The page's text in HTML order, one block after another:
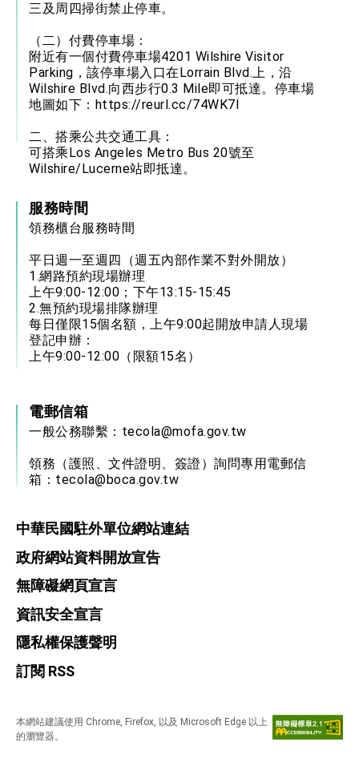
三及周四掃街禁止停車。
（二）付費停車場：
附近有一個付費停車場4201 Wilshire Visitor
Parking，該停車場入口在Lorrain Blvd.上，沿
Wilshire Blvd.向西步行0.3 Mile即可抵達。停車場
地圖如下： https://reurl.cc/74WK7l
二、搭乘公共交通工具：
可搭乘Los Angeles Metro Bus 20號至
Wilshire/Lucerne站即抵達。
服務時間
領務櫃台服務時間
平日週一至週四（週五內部作業不對外開放）
1.網路預約現場辦理
上午9:00-12:00；下午13:15-15:45
2.無預約現場排隊辦理
每日僅限15個名額，上午9:00起開放申請人現場
登記申辦：
上午9:00-12:00（限額15名）
電郵信箱
一般公務聯繫： tecola@mofa.gov.tw
領務（護照、文件證明、簽證）詢問專用電郵信
箱： tecola@boca.gov.tw
中華民國駐外單位網站連結
政府網站資料開放宣告
無障礙網頁宣言
資訊安全宣言
隱私權保護聲明
訂閱 RSS
本網站建議使用 Chrome, Firefox, 以及 Microsoft Edge 以上
的瀏覽器。